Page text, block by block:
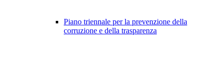
Piano triennale per la prevenzione della
corruzione e della trasparenza